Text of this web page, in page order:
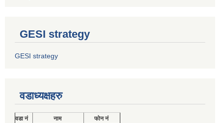
GESI strategy
GESI strategy
वडाध्यक्षहरु
वडा नं नाम फोन नं